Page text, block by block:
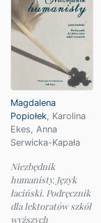
Magdalena
Popiołek, Karolina
Ekes, Anna
Serwicka-Kapała
Niezbędnik
humanisty. Język
łaciński. Podręcznik
dla lektoratów szkół
wyższych